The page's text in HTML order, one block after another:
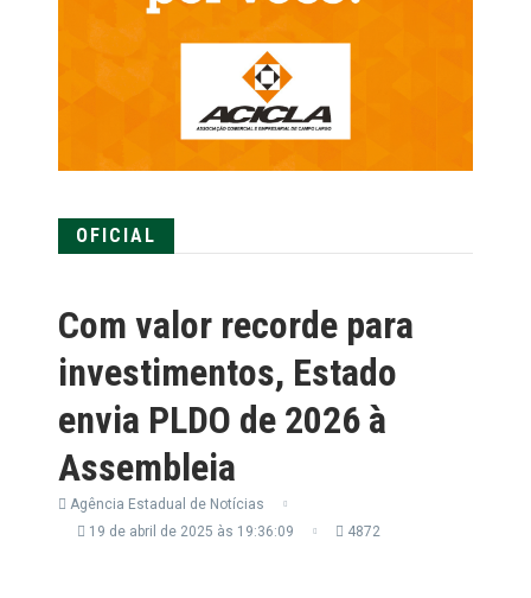
OFICIAL
Com valor recorde para
investimentos, Estado
envia PLDO de 2026 à
Assembleia
Agência Estadual de Notícias
19 de abril de 2025 às 19:36:09
4872